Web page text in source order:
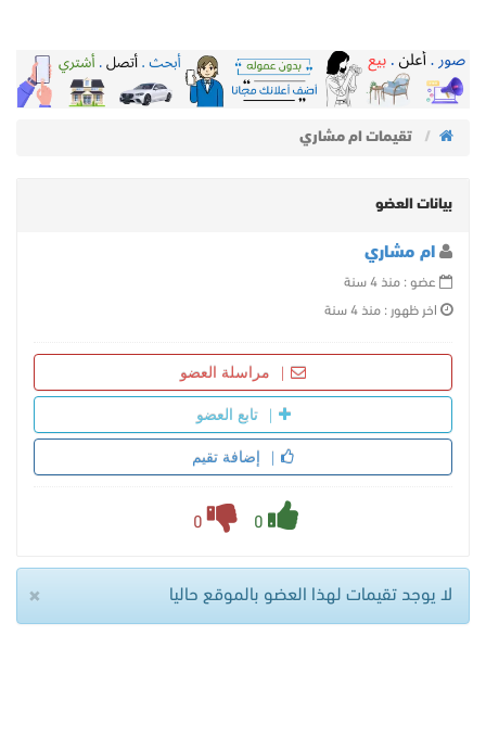
تقيمات ام مشاري
بيانات العضو
ام مشاري
عضو : منذ 4 سنة
اخر ظهور : منذ 4 سنة
مراسلة العضو
تابع العضو
إضافة تقيم
0
0
× لا يوجد تقيمات لهذا العضو بالموقع حاليا